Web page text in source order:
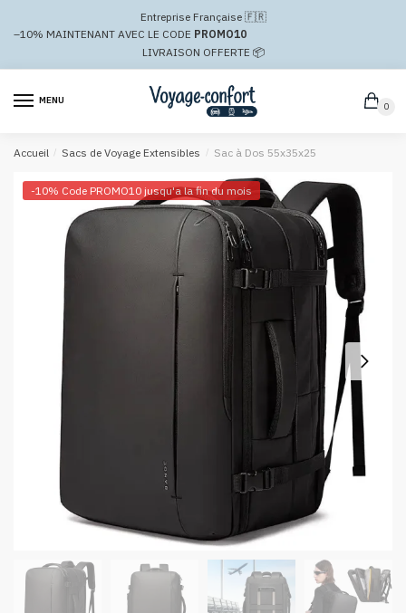
navigation
Entreprise Française 🇫🇷
–10% MAINTENANT AVEC LE CODE PROMO10
LIVRAISON OFFERTE 📦
MENU
0
Accueil / Sacs de Voyage Extensibles / Sac à Dos 55x35x25
-10% Code PROMO10 jusqu'a la fin du mois